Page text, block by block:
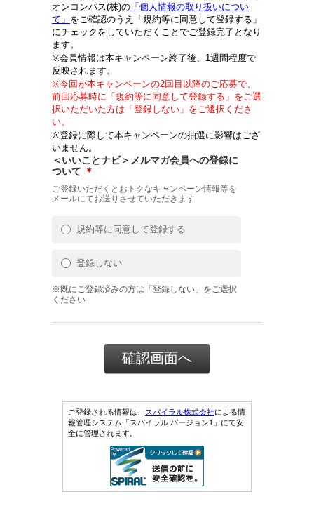
オンコンパス(株)の 「個人情報の取り扱いについ
て」 をご確認のうえ「規約等に同意して登録する」
にチェックをしていただくことでご登録完了となり
ます。
※会員情報は本キャンペーン終了後、1週間程度で
反映されます。
※今回が本キャンペーンの2回目以降のご応募で、
前回応募時に「規約等に同意して登録する」をご選
択いただいた方は「登録しない」をご選択くださ
い。
※登録に際して本キャンペーンの抽選に影響はござ
いません。
＜いいことナビ＞メルマガ会員への登録に
ついて ＊
ご登録いただくとおトクなキャンペーン情報等を
メールにてお送りさせていただきます
規約等に同意して登録する
登録しない
※既にご登録済みの方は「登録しない」をご選択
ください
ご登録される情報は、 スパイラル株式会社による情
報管理システム「スパイラル バージョン1」にて安
全に管理されます。